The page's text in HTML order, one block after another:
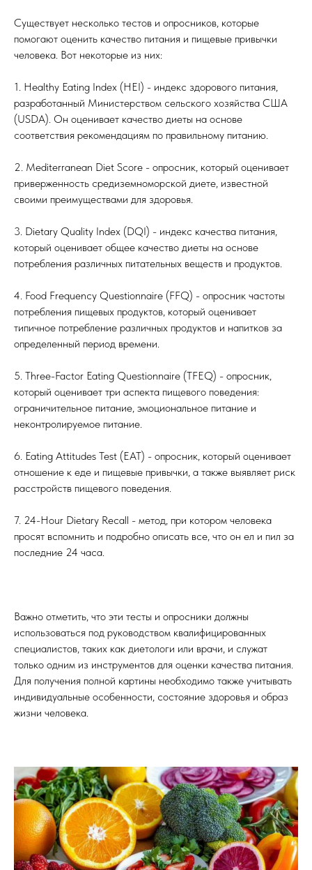
Существует несколько тестов и опросников, которые
помогают оценить качество питания и пищевые привычки
человека. Вот некоторые из них:
1. Healthy Eating Index (HEI) - индекс здорового питания,
разработанный Министерством сельского хозяйства США
(USDA). Он оценивает качество диеты на основе
соответствия рекомендациям по правильному питанию.
2. Mediterranean Diet Score - опросник, который оценивает
приверженность средиземноморской диете, известной
своими преимуществами для здоровья.
3. Dietary Quality Index (DQI) - индекс качества питания,
который оценивает общее качество диеты на основе
потребления различных питательных веществ и продуктов.
4. Food Frequency Questionnaire (FFQ) - опросник частоты
потребления пищевых продуктов, который оценивает
типичное потребление различных продуктов и напитков за
определенный период времени.
5. Three-Factor Eating Questionnaire (TFEQ) - опросник,
который оценивает три аспекта пищевого поведения:
ограничительное питание, эмоциональное питание и
неконтролируемое питание.
6. Eating Attitudes Test (EAT) - опросник, который оценивает
отношение к еде и пищевые привычки, а также выявляет риск
расстройств пищевого поведения.
7. 24-Hour Dietary Recall - метод, при котором человека
просят вспомнить и подробно описать все, что он ел и пил за
последние 24 часа.
Важно отметить, что эти тесты и опросники должны
использоваться под руководством квалифицированных
специалистов, таких как диетологи или врачи, и служат
только одним из инструментов для оценки качества питания.
Для получения полной картины необходимо также учитывать
индивидуальные особенности, состояние здоровья и образ
жизни человека.